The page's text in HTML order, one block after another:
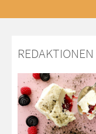
REDAKTIONEN